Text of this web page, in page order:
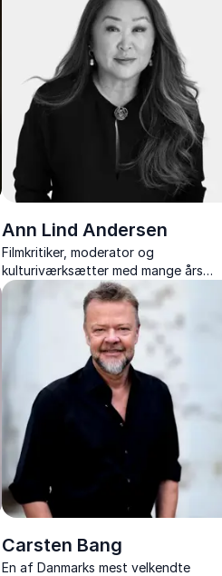
Ann Lind Andersen
Filmkritiker, moderator og
kulturiværksætter med mange års
erfaring fra tv, medier og live-scener.
Carsten Bang
En af Danmarks mest velkendte